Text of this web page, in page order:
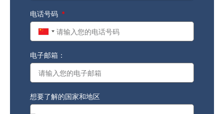
电话号码
China
电子邮箱：
想要了解的国家和地区